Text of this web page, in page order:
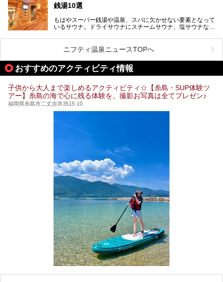
そこで今回は、ニフティ温泉ライターである筆者が現地体
ューズメント・宿泊施設・グルメ・その他施設まで、多彩な
る全貌と魅力を徹底紹介します！
銭湯10選
もはやスーパー銭湯や温泉、スパに欠かせない要素となって
いるサウナ。ドライサウナにスチームサウナ、塩サウナな
ペース、ロウリュウなど、心ゆくまで楽しむためのサービス
が充実した施設も多くみられます。
今回はそんなサウナにこだわった、福岡県内のオススメ温
泉・銭湯・スパを10件紹介したいと思います！
ニフティ温泉ニュースTOPへ
おすすめのアクティビティ情報
子供から大人まで楽しめるアクティビティ☆【糸島・SUP体験ツ
アー】糸島の海で心に残る体験を。撮影お写真は全てプレゼン♪
福岡県糸島市二丈吉井3515-10